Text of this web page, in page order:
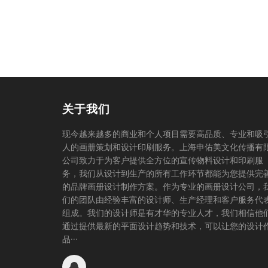
关于我们
现今越来越多的商业和个人项目需要高品质、专业和吸
人的画册策划和设计印刷服务。上海申佑美文化传播有
公司致力于为客户提供全方位的宣传物料设计和印刷服
务，我们从设计到生产的所有工作环节都能为您提供完
的品牌画册设计制作方案。作为专业的画册设计公司，
们的团队由经验丰富的设计师、生产经理和客户服务代
组成。我们的设计师是有才华的专业人才，我们相信他
通过提供最新的平面设计趋势和技术，可以让您的设计
品···